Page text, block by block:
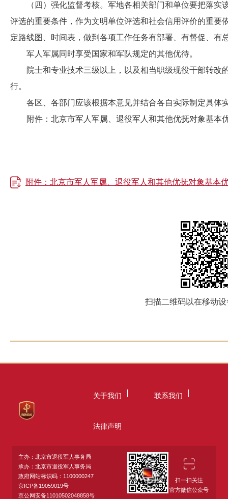
（四）强化监督考核。军地各相关部门和单位要把落实
评选的重要条件，作为文明单位评选和社会信用评价的重要
定路线图、时间表，做到各项工作任务有部署、有督促、有
军人军属同时享受国家和军队规定的其他优待。
院士和专业技术三级以上，以及相当职级现役干部转改
行。
各区、各部门应该根据本意见并结合各自实际制定具体
附件：北京市军人军属、退役军人和其他优抚对象基本
附件：北京市军人军属、退役军人和其他优抚对象基本
扫描二维码以在移动
关于我们 联系我们
法律声明
主办：北京市退役军人事务局
承办：北京市退役军人事务局
政府网站标识码：1100000247
京ICP备19059019号
京公网安备11010502048858号
扫一扫关注
官方微信公众号